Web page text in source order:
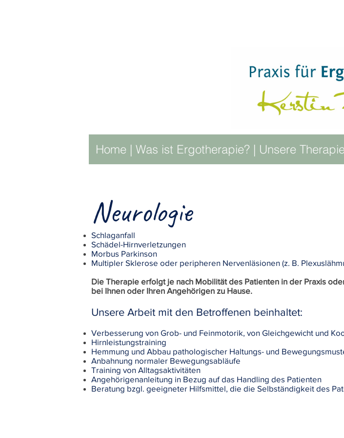
Home | Was ist Ergotherapie? | Unsere
Neurologie
Schlaganfall
Schädel-Hirnverletzungen
Morbus Parkinson
Multipler Sklerose oder peripheren Nervenläsionen (z. B.
Die Therapie erfolgt je nach Mobilität des Patienten in der Praxis
bei Ihnen oder Ihren Angehörigen zu Hause.
Unsere Arbeit mit den Betroffenen beinhaltet:
Verbesserung von Grob- und Feinmotorik, von Gleichgewicht und
Hirnleistungstraining
Hemmung und Abbau pathologischer Haltungs- und
Anbahnung normaler Bewegungsabläufe
Training von Alltagsaktivitäten
Angehörigenanleitung in Bezug auf das Handling des Patienten
Beratung bzgl. geeigneter Hilfsmittel, die die Selbständigkeit des